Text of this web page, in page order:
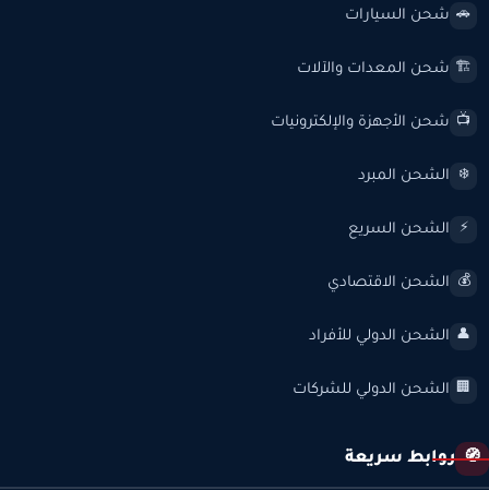
🚗 شحن السيارات
🏗️ شحن المعدات والآلات
📺 شحن الأجهزة والإلكترونيات
❄️ الشحن المبرد
⚡ الشحن السريع
💰 الشحن الاقتصادي
👤 الشحن الدولي للأفراد
🏢 الشحن الدولي للشركات
🧭 روابط سريعة